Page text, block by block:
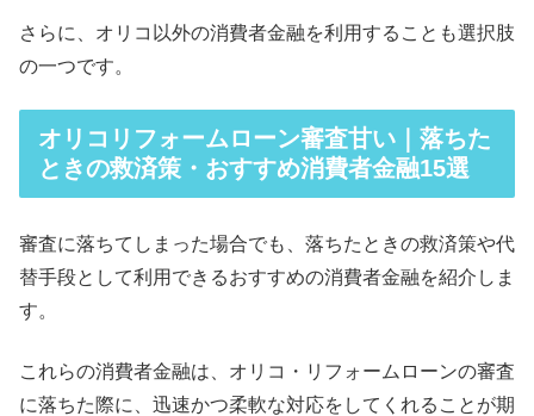
さらに、オリコ以外の消費者金融を利用することも選択肢
の一つです。
オリコリフォームローン審査甘い｜落ちた
ときの救済策・おすすめ消費者金融15選
審査に落ちてしまった場合でも、落ちたときの救済策や代
替手段として利用できるおすすめの消費者金融を紹介しま
す。
これらの消費者金融は、オリコ・リフォームローンの審査
に落ちた際に、迅速かつ柔軟な対応をしてくれることが期